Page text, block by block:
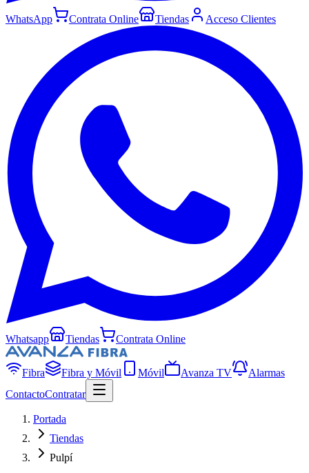
WhatsApp Contrata Online Tiendas Acceso Clientes
Whatsapp Tiendas Contrata Online
Fibra Fibra y Móvil Móvil Avanza TV
Alarmas
ContactoContratar
Portada
Tiendas
Pulpí